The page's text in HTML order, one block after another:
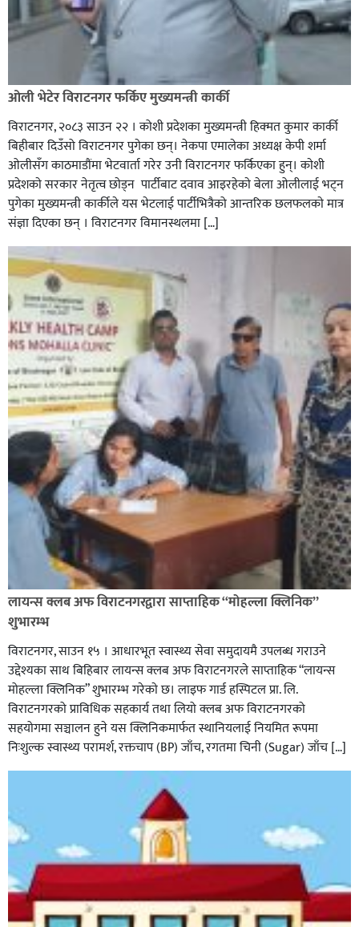
ओली भेटेर विराटनगर फर्किए मुख्यमन्त्री कार्की
विराटनगर, २०८३ साउन २२ । कोशी प्रदेशका मुख्यमन्त्री हिक्मत कुमार कार्की
बिहीबार दिउँसो विराटनगर पुगेका छन्। नेकपा एमालेका अध्यक्ष केपी शर्मा
ओलीसँग काठमाडौंमा भेटवार्ता गरेर उनी विराटनगर फर्किएका हुन्। काेशी
प्रदेशकाे सरकार नेतृत्व छाेड्न पार्टीबाट दवाव आइरहेकाे बेला ओलीलाई भट्न
पुगेका मुख्यमन्त्री कार्कीले यस भेटलाई पार्टीभित्रैको आन्तरिक छलफलकाे मात्र
संज्ञा दिएका छन् । विराटनगर विमानस्थलमा […]
लायन्स क्लब अफ विराटनगरद्वारा साप्ताहिक “मोहल्ला क्लिनिक”
शुभारम्भ
विराटनगर, साउन १५ । आधारभूत स्वास्थ्य सेवा समुदायमै उपलब्ध गराउने
उद्देश्यका साथ बिहिबार लायन्स क्लब अफ विराटनगरले साप्ताहिक “लायन्स
मोहल्ला क्लिनिक” शुभारम्भ गरेकाे छ। लाइफ गार्ड हस्पिटल प्रा. लि.
विराटनगरको प्राविधिक सहकार्य तथा लियो क्लब अफ विराटनगरको
सहयोगमा सञ्चालन हुने यस क्लिनिकमार्फत स्थानियलाई नियमित रूपमा
निःशुल्क स्वास्थ्य परामर्श, रक्तचाप (BP) जाँच, रगतमा चिनी (Sugar) जाँच […]